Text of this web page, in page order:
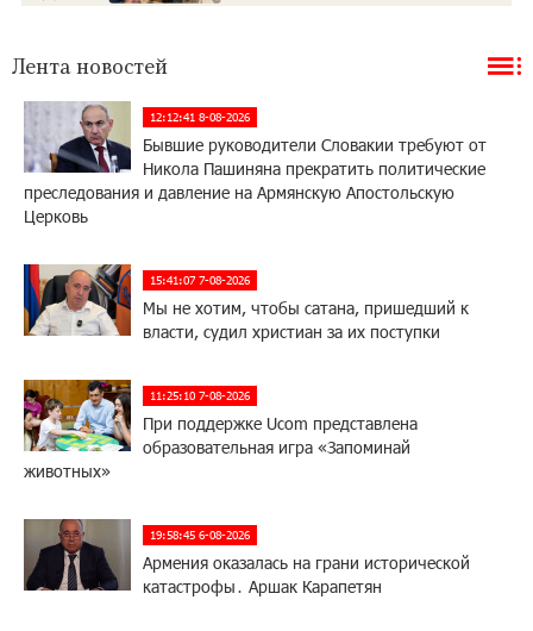
Лента новостей
12:12:41 8-08-2026
Бывшие руководители Словакии требуют от
Никола Пашиняна прекратить политические
преследования и давление на Армянскую Апостольскую
Церковь
15:41:07 7-08-2026
Мы не хотим, чтобы сатана, пришедший к
власти, судил христиан за их поступки
11:25:10 7-08-2026
При поддержке Ucom представлена
образовательная игра «Запоминай
животных»
19:58:45 6-08-2026
Армения оказалась на грани исторической
катастрофы․ Аршак Карапетян